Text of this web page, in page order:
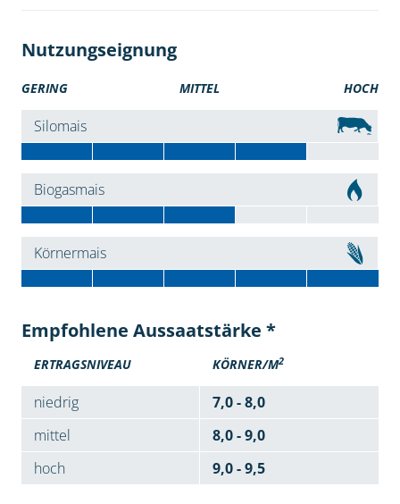
Nutzungseignung
GERING MITTEL HOCH
Silomais
Biogasmais
Körnermais
Empfohlene Aussaatstärke *
ERTRAGSNIVEAU KÖRNER/M2
niedrig
7,0 - 8,0
mittel
8,0 - 9,0
hoch
9,0 - 9,5